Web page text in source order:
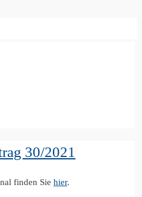
30/2021
finden Sie hier.